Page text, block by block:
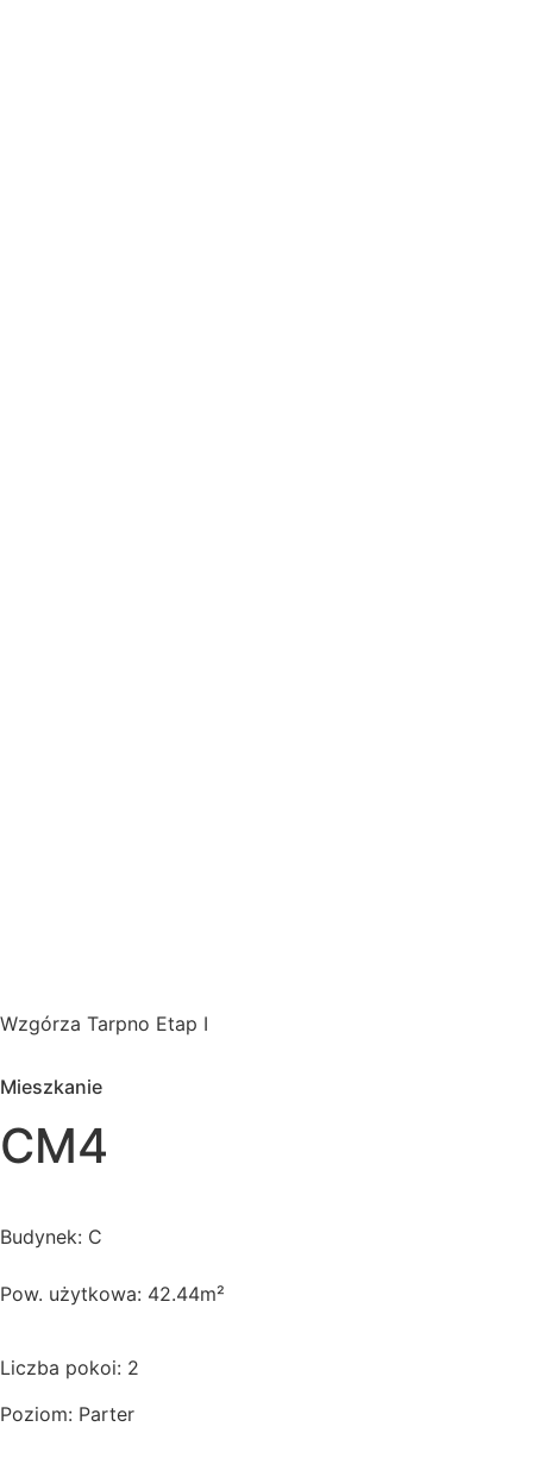
Wzgórza Tarpno Etap I
Mieszkanie
CM4
Budynek: C
Pow. użytkowa: 42.44m²
Liczba pokoi: 2
Poziom: Parter